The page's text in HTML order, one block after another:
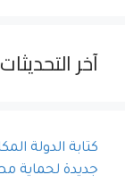
آخر التحديثات
كتابة الدولة
جديدة لحماية